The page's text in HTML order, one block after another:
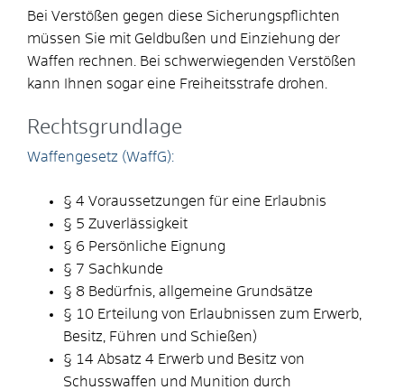
Bei Verstößen gegen diese Sicherungspflichten
müssen Sie mit Geldbußen und Einziehung der
Waffen rechnen. Bei schwerwiegenden Verstößen
kann Ihnen sogar eine Freiheitsstrafe drohen.
Rechtsgrundlage
Waffengesetz (WaffG):
§ 4 Voraussetzungen für eine Erlaubnis
§ 5 Zuverlässigkeit
§ 6 Persönliche Eignung
§ 7 Sachkunde
§ 8 Bedürfnis, allgemeine Grundsätze
§ 10 Erteilung von Erlaubnissen zum Erwerb,
Besitz, Führen und Schießen)
§ 14 Absatz 4 Erwerb und Besitz von
Schusswaffen und Munition durch